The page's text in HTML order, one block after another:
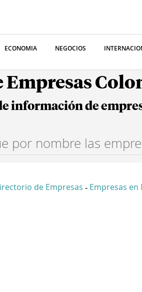
ECONOMIA NEGOCIOS
Empresas
información de
de Empresas - Empresas en